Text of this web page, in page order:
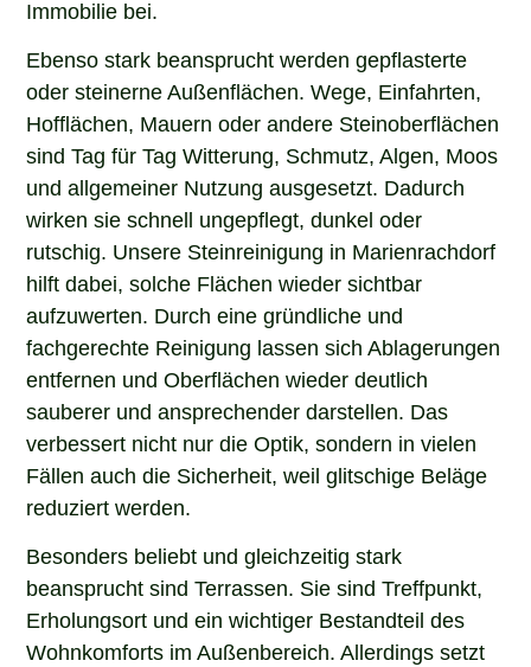
Immobilie bei.
Ebenso stark beansprucht werden gepflasterte
oder steinerne Außenflächen. Wege, Einfahrten,
Hofflächen, Mauern oder andere Steinoberflächen
sind Tag für Tag Witterung, Schmutz, Algen, Moos
und allgemeiner Nutzung ausgesetzt. Dadurch
wirken sie schnell ungepflegt, dunkel oder
rutschig. Unsere Steinreinigung in Marienrachdorf
hilft dabei, solche Flächen wieder sichtbar
aufzuwerten. Durch eine gründliche und
fachgerechte Reinigung lassen sich Ablagerungen
entfernen und Oberflächen wieder deutlich
sauberer und ansprechender darstellen. Das
verbessert nicht nur die Optik, sondern in vielen
Fällen auch die Sicherheit, weil glitschige Beläge
reduziert werden.
Besonders beliebt und gleichzeitig stark
beansprucht sind Terrassen. Sie sind Treffpunkt,
Erholungsort und ein wichtiger Bestandteil des
Wohnkomforts im Außenbereich. Allerdings setzt